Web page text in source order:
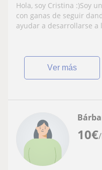
Hola, soy Cristina :)Soy
con ganas de seguir
ayudar a desarrollarse a
ver más
10€